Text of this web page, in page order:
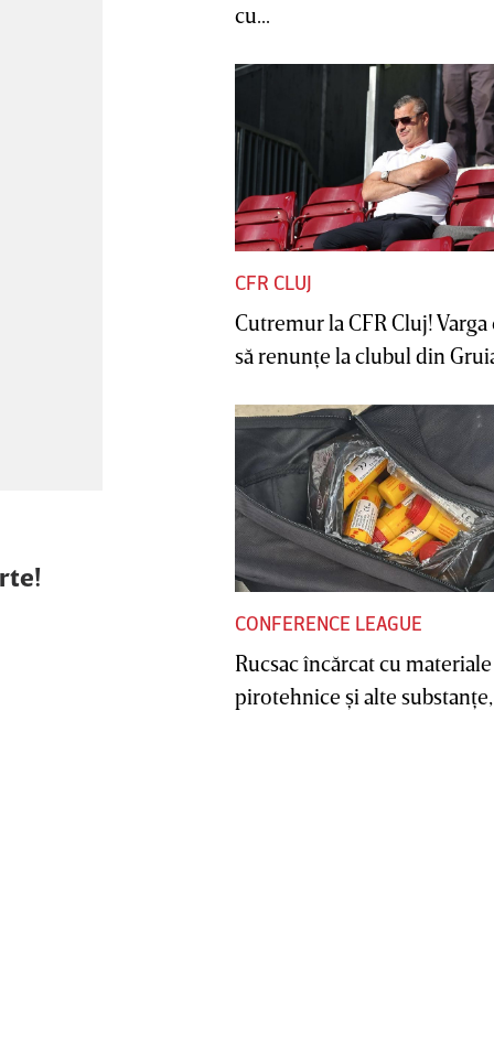
cu...
CFR CLUJ
Cutremur la CFR Cluj! Varga
să renunţe la clubul din
CONFERENCE LEAGUE
Rucsac încărcat cu materiale
pirotehnice şi alte substanţe,